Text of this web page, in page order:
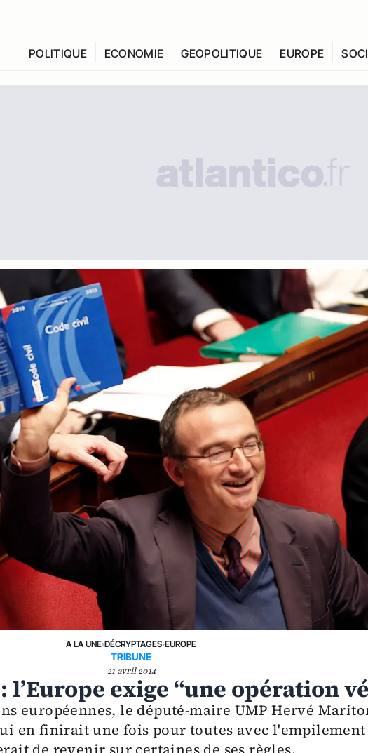
POLITIQUE ECONOMIE GEOPOLITIQUE EUROPE
A LA UNE›DÉCRYPTAGES›EUROPE
TRIBUNE
21 avril 2014
exige “une opération
européennes, le député-maire UMP Hervé
en finirait une fois pour toutes avec l'empilement